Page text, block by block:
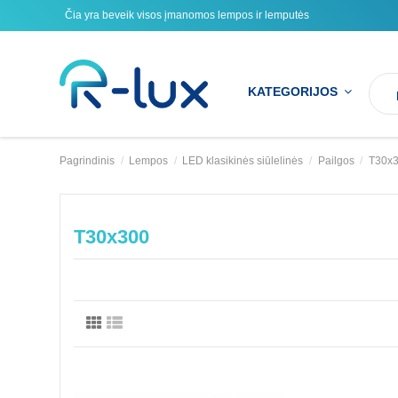
Čia yra beveik visos įmanomos lempos ir lemputės
KATEGORIJOS
Pagrindinis Lempos LED klasikinės siūlelinės Pailgos
T30x300